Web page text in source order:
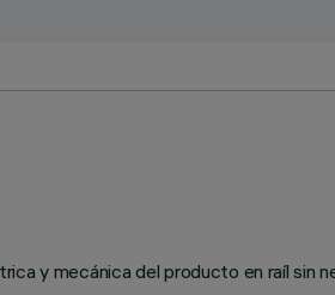
y mecánica del producto en raíl sin